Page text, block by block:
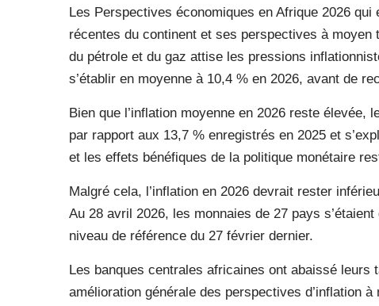
Les Perspectives économiques en Afrique 2026
récentes du continent et ses perspectives à
du pétrole et du gaz attise les pressions
s’établir en moyenne à 10,4 % en 2026, avant de
Bien que l’inflation moyenne en 2026 reste
par rapport aux 13,7 % enregistrés en 2025 et
et les effets bénéfiques de la politique monétaire
Malgré cela, l’inflation en 2026 devrait rester
Au 28 avril 2026, les monnaies de 27 pays
niveau de référence du 27 février dernier.
Les banques centrales africaines ont abaissé leurs
amélioration générale des perspectives d’inflation